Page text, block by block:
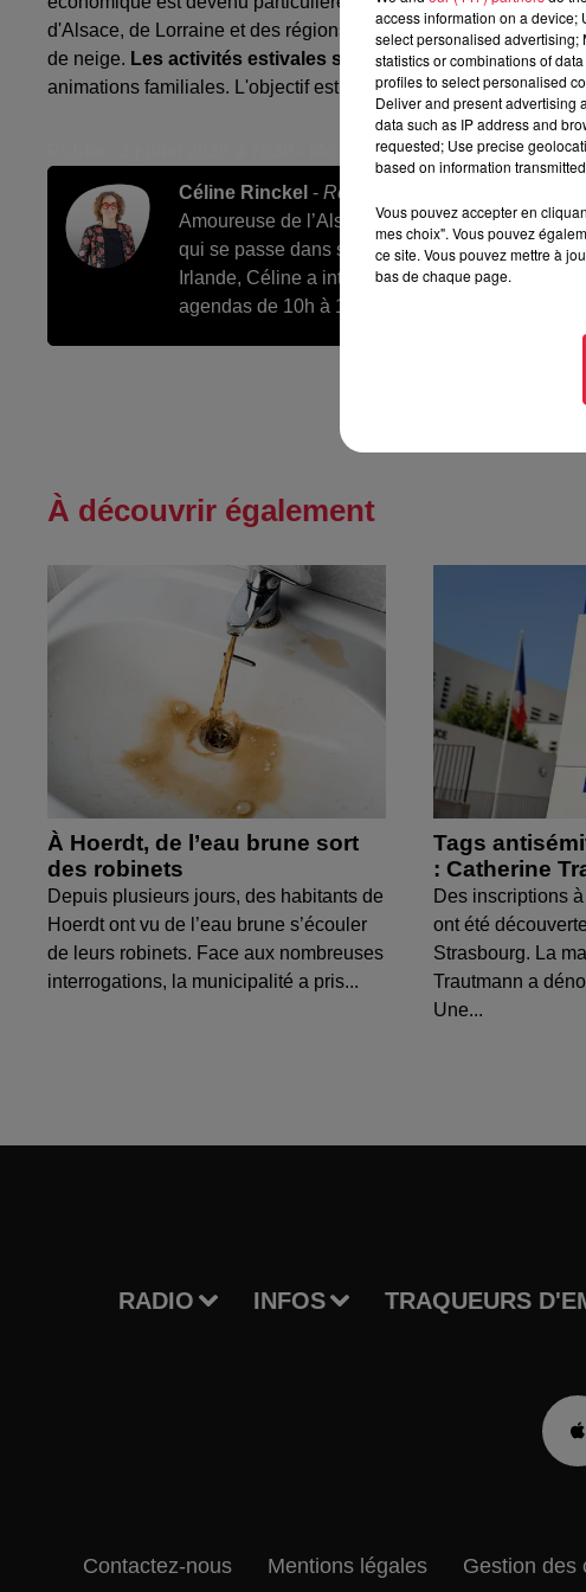
d'Alsace, de Lorraine et des régions voisines pour pratiquer le
de neige. Les activités estivales se poursuiventau Lac Blanc
animations familiales. L'objectif est de préserver l'attractivité du
Publié : 2 juillet 2026 à 7h30 - Modifié : 3 juillet 2026 à 14h46
Céline Rinckel - Rédactrice en chef des
Amoureuse de l’Alsace et de ses traditions,
qui se passe dans sa région. Après des études
Irlande, Céline a intégré Top Music en 2008.
agendas de 10h à 16h.
À découvrir également
À Hoerdt, de l’eau brune sort
des robinets
Depuis plusieurs jours, des habitants de
Hoerdt ont vu de l’eau brune s’écouler
de leurs robinets. Face aux nombreuses
interrogations, la municipalité a pris...
Tags
: Catherine
Des inscriptions
ont été
Strasbourg. La
Trautmann a
Une...
RADIO INFOS TRAQUEURS
Contactez-nous Mentions légales Gestion des
access information on a device;
select personalised advertising;
statistics or combinations of
profiles to select personalised
Deliver and present advertising
data such as IP address and
requested; Use precise
based on information
Vous pouvez accepter en
mes choix". Vous pouvez
ce site. Vous pouvez mettre à
bas de chaque page.